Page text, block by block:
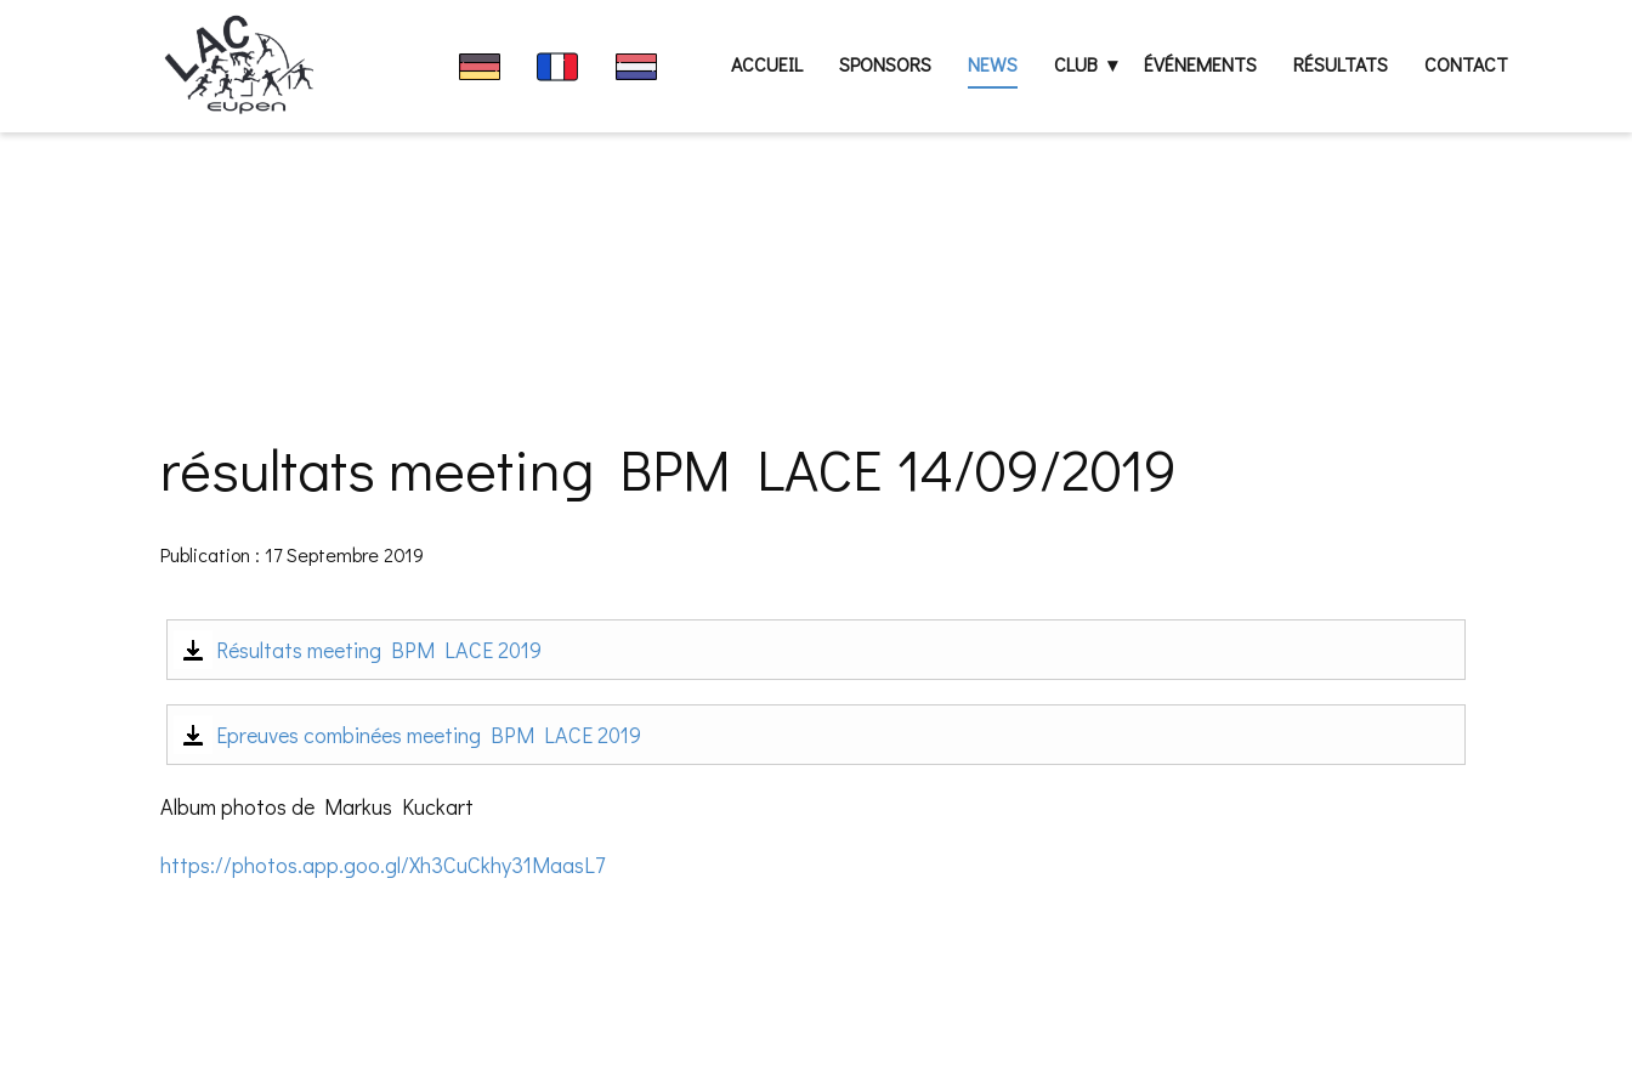
ACCUEIL SPONSORS NEWS CLUB ÉVÉNEMENTS RÉSULTATS CONTACT
résultats meeting BPM LACE 14/09/2019
Publication : 17 Septembre 2019
Résultats meeting BPM LACE 2019
Epreuves combinées meeting BPM LACE 2019
Album photos de Markus Kuckart
https://photos.app.goo.gl/Xh3CuCkhy31MaasL7